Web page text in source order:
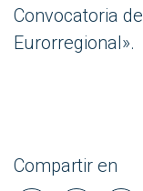
Convocatoria
Eurorregional».
Compartir en